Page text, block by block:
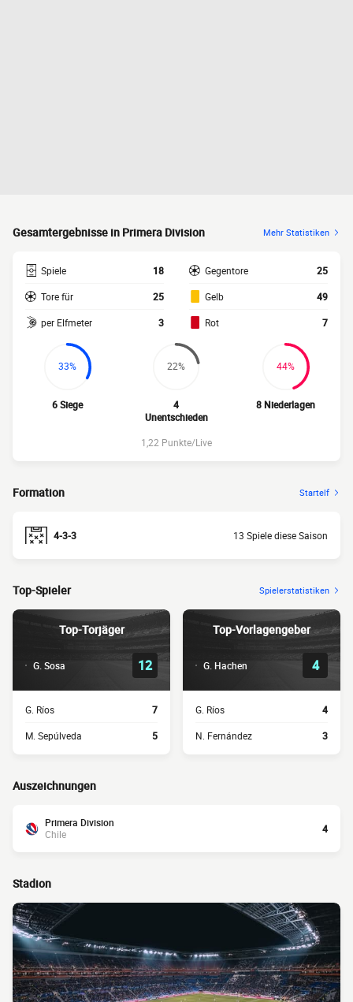
Gesamtergebnisse in Primera Division Mehr Statistiken
Spiele 18
Tore für 25
per Elfmeter 3
Gegentore 25
Gelb 49
Rot 7
33%
6 Siege
22%
4
Unentschieden
44%
8 Niederlagen
1,22 Punkte/Live
Formation Startelf
4-3-3 13 Spiele diese Saison
Top-Spieler Spielerstatistiken
Top-Torjäger
G. Sosa 12
G. Ríos 7
M. Sepúlveda 5
Top-Vorlagengeber
G. Hachen 4
G. Ríos 4
N. Fernández 3
Auszeichnungen
Primera Division
Chile
4
Stadion